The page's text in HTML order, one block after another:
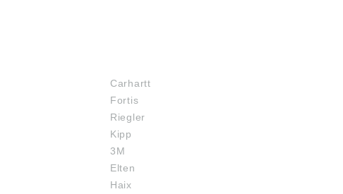
Carhartt
Fortis
Riegler
Kipp
3M
Elten
Haix